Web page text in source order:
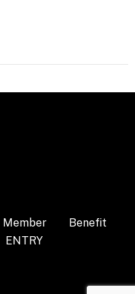
Member
Benefit
ENTRY